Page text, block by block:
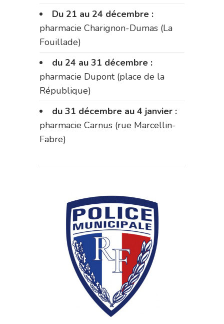
Du 21 au 24 décembre :
pharmacie Charignon-Dumas (La
Fouillade)
du 24 au 31 décembre :
pharmacie Dupont (place de la
République)
du 31 décembre au 4 janvier :
pharmacie Carnus (rue Marcellin-
Fabre)